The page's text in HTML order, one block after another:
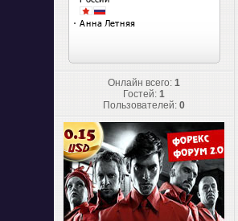
Онлайн всего:1
Гостей:1
Пользователей:0